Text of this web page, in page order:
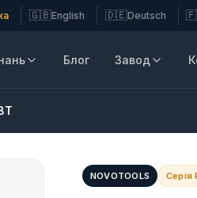
🇬🇧English 🇩🇪Deutsch
Блог Завод
NOVOTOOLS Серія